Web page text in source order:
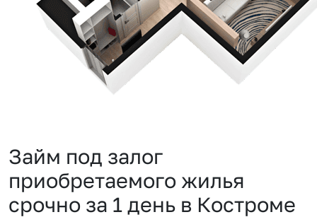
Займ под залог
приобретаемого жилья
срочно за 1 день в Костроме